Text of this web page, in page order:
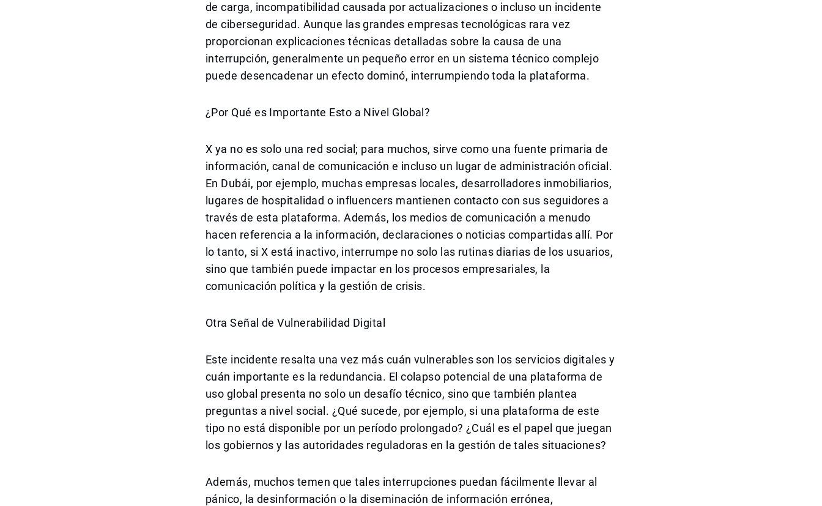
de carga, incompatibilidad causada por actualizaciones o incluso un incidente
de ciberseguridad. Aunque las grandes empresas tecnológicas rara vez
proporcionan explicaciones técnicas detalladas sobre la causa de una
interrupción, generalmente un pequeño error en un sistema técnico complejo
puede desencadenar un efecto dominó, interrumpiendo toda la plataforma.
¿Por Qué es Importante Esto a Nivel Global?
X ya no es solo una red social; para muchos, sirve como una fuente primaria de
información, canal de comunicación e incluso un lugar de administración oficial.
En Dubái, por ejemplo, muchas empresas locales, desarrolladores inmobiliarios,
lugares de hospitalidad o influencers mantienen contacto con sus seguidores a
través de esta plataforma. Además, los medios de comunicación a menudo
hacen referencia a la información, declaraciones o noticias compartidas allí. Por
lo tanto, si X está inactivo, interrumpe no solo las rutinas diarias de los usuarios,
sino que también puede impactar en los procesos empresariales, la
comunicación política y la gestión de crisis.
Otra Señal de Vulnerabilidad Digital
Este incidente resalta una vez más cuán vulnerables son los servicios digitales y
cuán importante es la redundancia. El colapso potencial de una plataforma de
uso global presenta no solo un desafío técnico, sino que también plantea
preguntas a nivel social. ¿Qué sucede, por ejemplo, si una plataforma de este
tipo no está disponible por un período prolongado? ¿Cuál es el papel que juegan
los gobiernos y las autoridades reguladoras en la gestión de tales situaciones?
Además, muchos temen que tales interrupciones puedan fácilmente llevar al
pánico, la desinformación o la diseminación de información errónea,